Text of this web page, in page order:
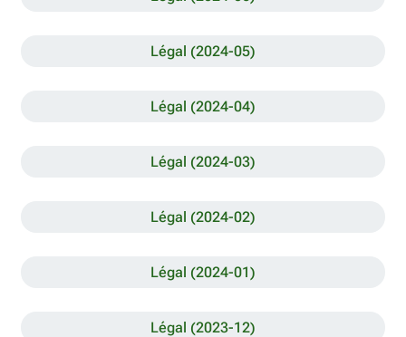
Légal (2024-05)
Légal (2024-04)
Légal (2024-03)
Légal (2024-02)
Légal (2024-01)
Légal (2023-12)